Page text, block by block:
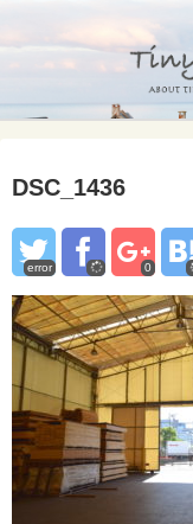
DSC_1436
error 0
ABOUT
セルフビルド
BLOG
CONTACT
Mole &Otter`s